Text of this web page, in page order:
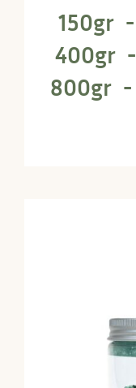
150gr -
400gr -
800gr -